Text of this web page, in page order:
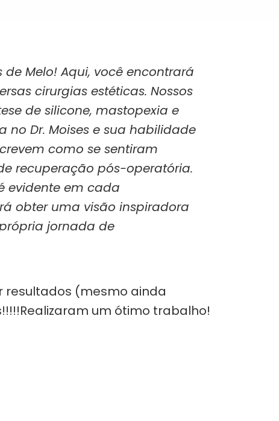
Melo! Aqui, você encontrará
cirurgias estéticas. Nossos
de silicone, mastopexia e
Dr. Moises e sua habilidade
como se sentiram
recuperação pós-operatória.
evidente em cada
obter uma visão inspiradora
jornada de
resultados (mesmo ainda
um ótimo trabalho!